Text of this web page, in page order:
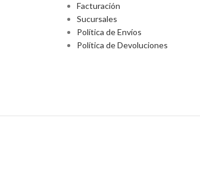
Facturación
Sucursales
Política de Envíos
Política de Devoluciones